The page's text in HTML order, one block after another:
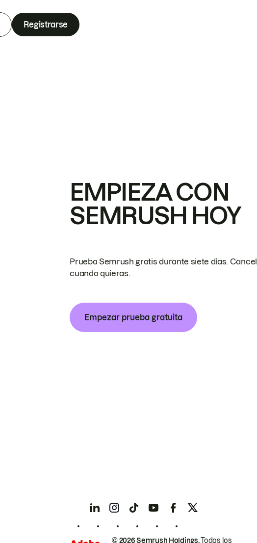
Registrarse
EMPIEZA CON
SEMRUSH HOY
Prueba Semrush gratis durante siete días.
cuando quieras.
Empezar prueba gratuita
© 2026 Semrush Holdings.Todos los